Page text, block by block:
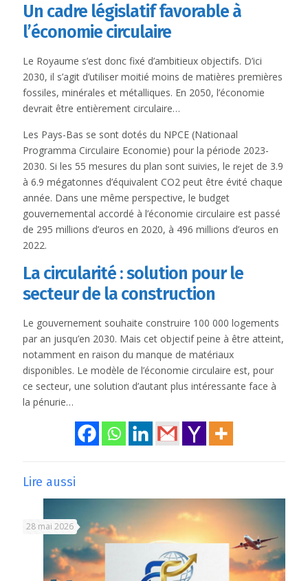
Un cadre législatif favorable à
l’économie circulaire
Le Royaume s’est donc fixé d’ambitieux objectifs. D’ici
2030, il s’agit d’utiliser moitié moins de matières premières
fossiles, minérales et métalliques. En 2050, l’économie
devrait être entièrement circulaire…
Les Pays-Bas se sont dotés du NPCE (Nationaal
Programma Circulaire Economie) pour la période 2023-
2030. Si les 55 mesures du plan sont suivies, le rejet de 3.9
à 6.9 mégatonnes d’équivalent CO2 peut être évité chaque
année. Dans une même perspective, le budget
gouvernemental accordé à l’économie circulaire est passé
de 295 millions d’euros en 2020, à 496 millions d’euros en
2022.
La circularité : solution pour le
secteur de la construction
Le gouvernement souhaite construire 100 000 logements
par an jusqu’en 2030. Mais cet objectif peine à être atteint,
notamment en raison du manque de matériaux
disponibles. Le modèle de l’économie circulaire est, pour
ce secteur, une solution d’autant plus intéressante face à
la pénurie…
Lire aussi
28 mai 2026